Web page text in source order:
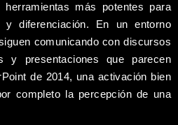
más potentes para
y diferenciación. En un entorno
comunicando con discursos
y presentaciones que parecen
de 2014, una activación bien
completo la percepción de una